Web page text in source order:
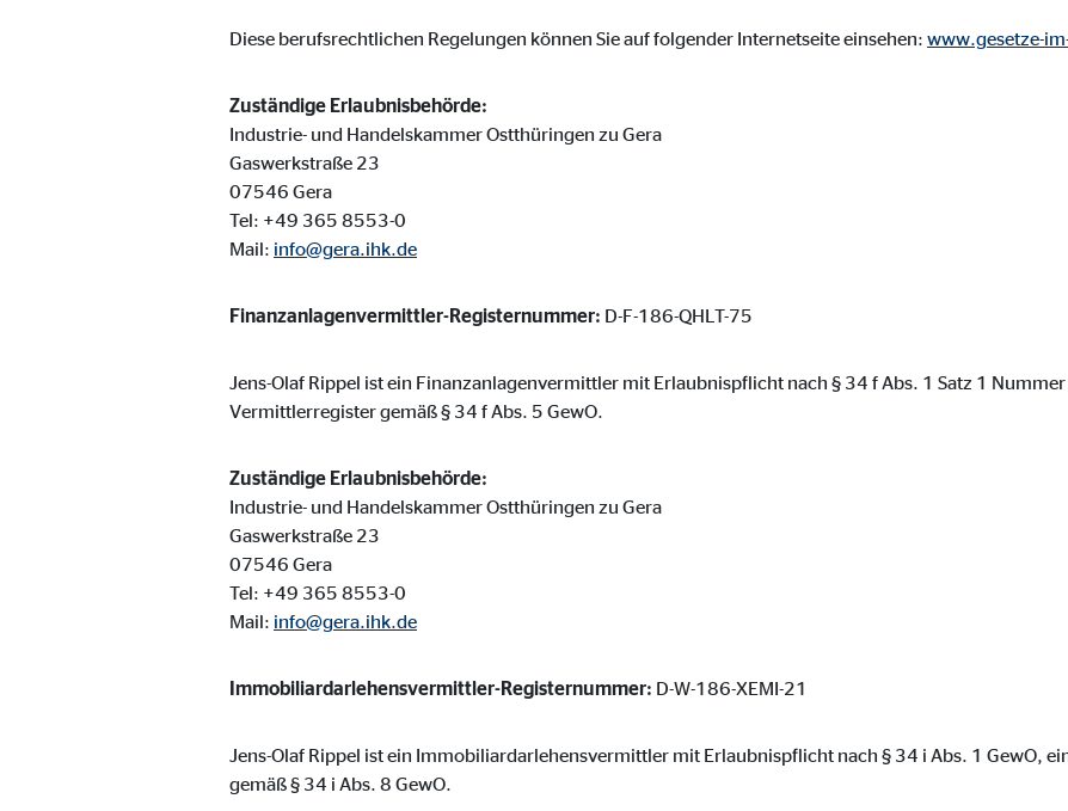
Diese berufsrechtlichen Regelungen können Sie auf folgender Internetseite einsehen: www.gesetze-
Zuständige Erlaubnisbehörde:
Industrie- und Handelskammer Ostthüringen zu Gera
Gaswerkstraße 23
07546 Gera
Tel: +49 365 8553-0
Mail: info@gera.ihk.de
Finanzanlagenvermittler-Registernummer: D-F-186-QHLT-75
Jens-Olaf Rippel ist ein Finanzanlagenvermittler mit Erlaubnispflicht nach § 34 f Abs. 1 Satz 1
Vermittlerregister gemäß § 34 f Abs. 5 GewO.
Zuständige Erlaubnisbehörde:
Industrie- und Handelskammer Ostthüringen zu Gera
Gaswerkstraße 23
07546 Gera
Tel: +49 365 8553-0
Mail: info@gera.ihk.de
Immobiliardarlehensvermittler-Registernummer: D-W-186-XEMI-21
Jens-Olaf Rippel ist ein Immobiliardarlehensvermittler mit Erlaubnispflicht nach § 34 i Abs. 1 GewO,
gemäß § 34 i Abs. 8 GewO.
Cookie Laufzeit: Browser-Sitzung
Einverständnis Cookie | Empfänger: OVB
Anbieter:
Zweck:
Statistik Cookies
Statistik Cookies erfassen Informationen anonym. Diese Informationen helfen uns zu verstehen, wie unsere Besucher unsere
Google Analytics | Empfänger: OVB, Google Ireland Ltd.
Anbieter:
Zweck:
Marketing Cookies